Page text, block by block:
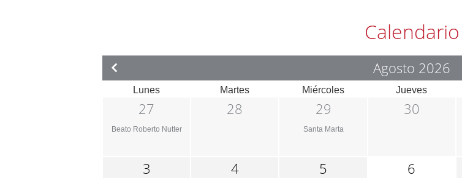
Calendario
Agosto 2026
Lunes Martes Miércoles Jueves
27
Beato Roberto Nutter
28 29
Santa Marta
30
3 4 5 6